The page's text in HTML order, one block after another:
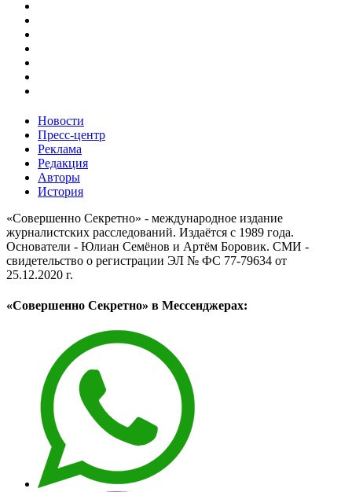
Новости
Пресс-центр
Реклама
Редакция
Авторы
История
«Совершенно Секретно» - международное издание
журналистских расследований. Издаётся с 1989 года.
Основатели - Юлиан Семёнов и Артём Боровик. CМИ -
свидетельство о регистрации ЭЛ № ФС 77-79634 от
25.12.2020 г.
«Совершенно Секретно» в Мессенджерах: